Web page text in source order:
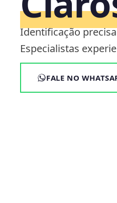
Identificação
Especialistas
FALE NO